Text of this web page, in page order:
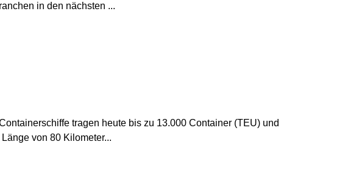
in den nächsten ...
tragen heute bis zu 13.000 Container (TEU) und
von 80 Kilometer...